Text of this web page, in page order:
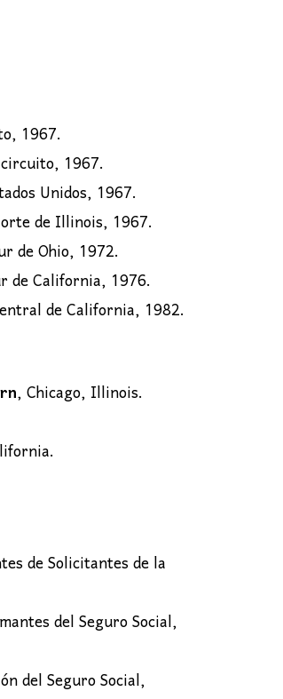
1967.
1967.
Unidos, 1967.
de Illinois, 1967.
de Ohio, 1972.
de California, 1976.
de California, 1982.
, Chicago, Illinois.
de Solicitantes de la
del Seguro Social,
del Seguro Social,